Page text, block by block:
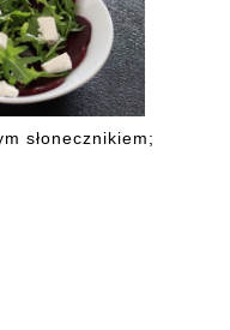
słonecznikiem;